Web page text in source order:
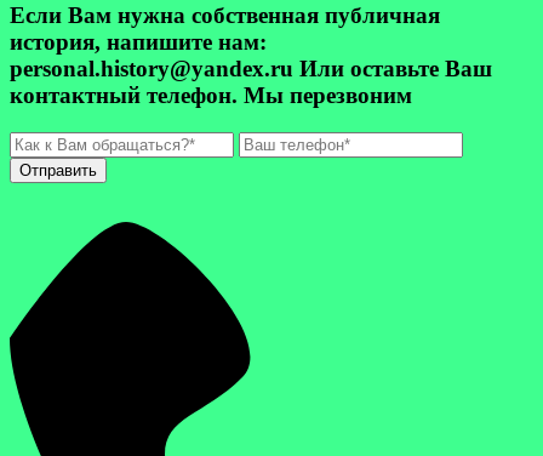
Если Вам нужна собственная публичная
история, напишите нам:
personal.history@yandex.ru Или оставьте Ваш
контактный телефон. Мы перезвоним
Отправить